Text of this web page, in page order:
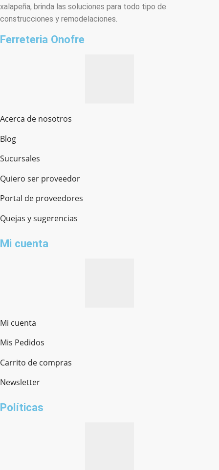
xalapeña, brinda las soluciones para todo tipo de
construcciones y remodelaciones.
Ferreteria Onofre
Acerca de nosotros
Blog
Sucursales
Quiero ser proveedor
Portal de proveedores
Quejas y sugerencias
Mi cuenta
Mi cuenta
Mis Pedidos
Carrito de compras
Newsletter
Políticas